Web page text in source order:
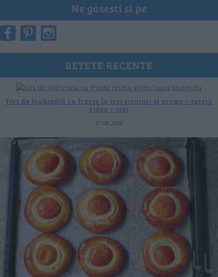
Ne gasesti si pe
RETETE RECENTE
Tort de înghețată cu fructe în trei straturi și arome – rețetă
video + text
07.08.2026